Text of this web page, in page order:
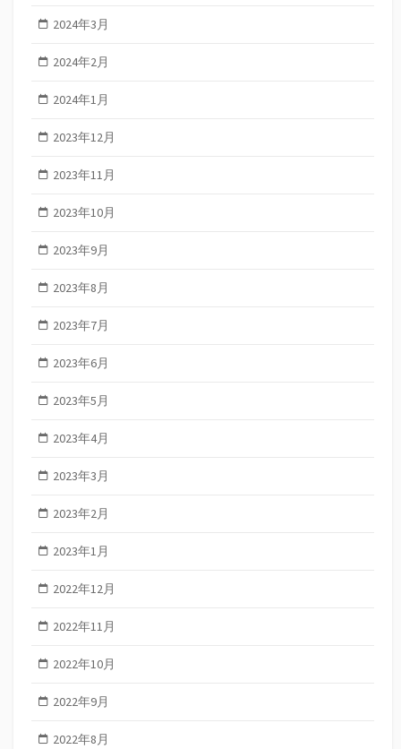
2024年3月
2024年2月
2024年1月
2023年12月
2023年11月
2023年10月
2023年9月
2023年8月
2023年7月
2023年6月
2023年5月
2023年4月
2023年3月
2023年2月
2023年1月
2022年12月
2022年11月
2022年10月
2022年9月
2022年8月